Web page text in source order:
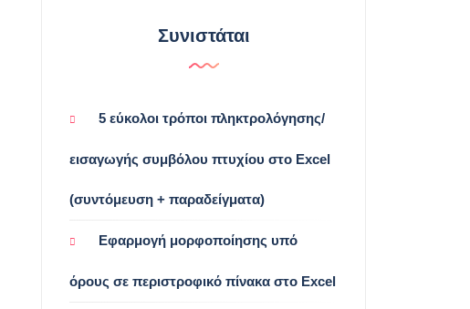
Συνιστάται
5 εύκολοι τρόποι πληκτρολόγησης/
εισαγωγής συμβόλου πτυχίου στο Excel
(συντόμευση + παραδείγματα)
Εφαρμογή μορφοποίησης υπό
όρους σε περιστροφικό πίνακα στο Excel